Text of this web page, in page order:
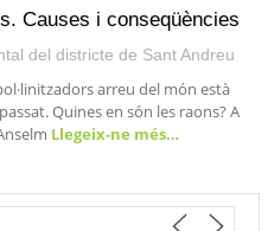
Causes i conseqüències
del districte de Sant Andreu
arreu del món està
Quines en són les raons? A
Llegeix-ne més…